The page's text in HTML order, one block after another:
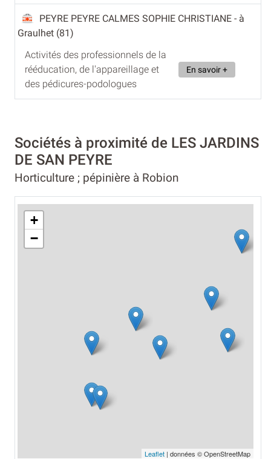
PEYRE PEYRE CALMES SOPHIE CHRISTIANE - à
Graulhet (81)
Activités des professionnels de la
rééducation, de l'appareillage et
des pédicures-podologues
En savoir +
Sociétés à proximité de LES JARDINS
DE SAN PEYRE
Horticulture ; pépinière à Robion
+
−
Leaflet | données © OpenStreetMap